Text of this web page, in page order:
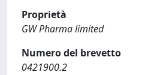
Proprietà
GW Pharma limited
Numero del brevetto
0421900.2